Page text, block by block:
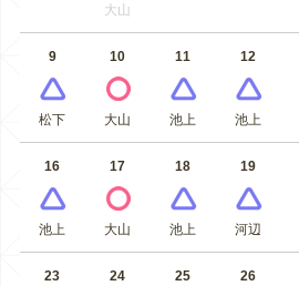
大山
9
松下
10
大山
11
池上
12
池上
16
池上
17
大山
18
池上
19
河辺
23 24 25 26